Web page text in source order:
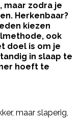
maar zodra je
Herkenbaar?
kiezen
ook
doel is om je
in slaap te
hoeft te
maar slaperig,